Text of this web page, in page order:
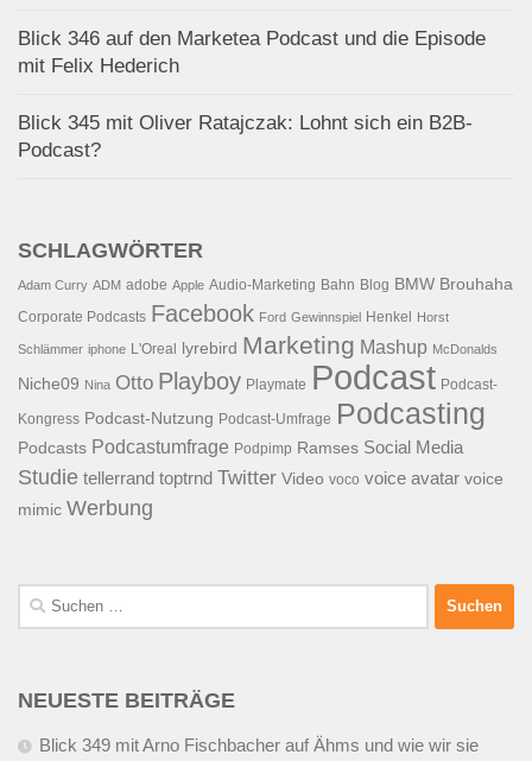
Blick 346 auf den Marketea Podcast und die Episode
mit Felix Hederich
Blick 345 mit Oliver Ratajczak: Lohnt sich ein B2B-
Podcast?
SCHLAGWÖRTER
Adam Curry ADM adobe Apple Audio-Marketing Bahn Blog BMW Brouhaha
Corporate Podcasts Facebook Ford Gewinnspiel Henkel Horst
Schlämmer iphone L'Oreal lyrebird Marketing Mashup McDonalds
Niche09 Nina Otto Playboy Playmate Podcast Podcast-
Kongress Podcast-Nutzung Podcast-Umfrage Podcasting
Podcasts Podcastumfrage Podpimp Ramses Social Media
Studie tellerrand toptrnd Twitter Video voco voice avatar voice
mimic Werbung
Suchen
nach:
NEUESTE BEITRÄGE
Blick 349 mit Arno Fischbacher auf Ähms und wie wir sie